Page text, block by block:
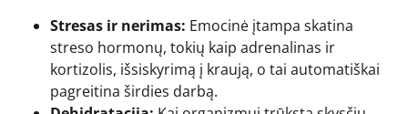
Stresas ir nerimas: Emocinė įtampa skatina
streso hormonų, tokių kaip adrenalinas ir
kortizolis, išsiskyrimą į kraują, o tai automatiškai
pagreitina širdies darbą.